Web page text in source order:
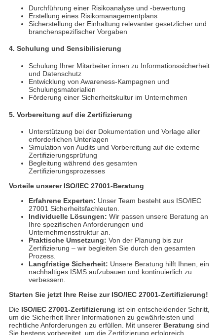
Durchführung einer Risikoanalyse und -bewertung
Erstellung eines Risikomanagementplans
Sicherstellung der Einhaltung relevanter gesetzlicher und
branchenspezifischer Vorgaben
4. Schulung und Sensibilisierung
Schulung Ihrer Mitarbeiter:innen zu Informationssicherheit
und Datenschutz
Entwicklung von Awareness-Kampagnen und
Schulungsmaterialien
Förderung einer Sicherheitskultur im Unternehmen
5. Vorbereitung auf die Zertifizierung
Unterstützung bei der Dokumentation und Vorlage aller
erforderlichen Unterlagen
Simulation von Audits und Vorbereitung auf die externe
Zertifizierungsprüfung
Begleitung während des gesamten
Zertifizierungsprozesses
Vorteile unserer ISO/IEC 27001-Beratung
Erfahrene Experten: Unser Team besteht aus ISO/IEC
27001 Sicherheitsfachleuten.
Individuelle Lösungen: Wir passen unsere Beratung an
Ihre spezifischen Anforderungen und
Unternehmensstruktur an.
Praktische Umsetzung: Von der Planung bis zur
Zertifizierung – wir begleiten Sie durch den gesamten
Prozess.
Langfristige Sicherheit: Unsere Beratung hilft Ihnen, ein
nachhaltiges ISMS aufzubauen und kontinuierlich zu
verbessern.
Starten Sie jetzt Ihre Reise zur ISO/IEC 27001-Zertifizierung!
Die ISO/IEC 27001-Zertifizierung ist ein entscheidender Schritt,
um die Sicherheit Ihrer Informationen zu gewährleisten und
rechtliche Anforderungen zu erfüllen. Mit unserer Beratung sind
Sie bestens vorbereitet, um die Zertifizierung erfolgreich